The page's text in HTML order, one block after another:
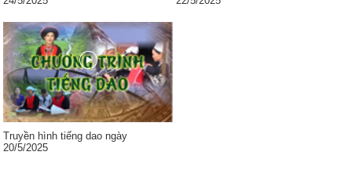
Truyền hình tiếng dao ngày
20/5/2025